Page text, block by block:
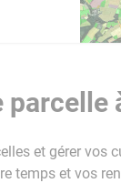
parcelle
et gérer vos
temps et vos